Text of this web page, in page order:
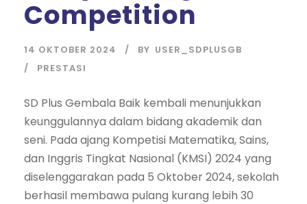
Competition
14 OKTOBER 2024 BY USER_SDPLUSGB
PRESTASI
SD Plus Gembala Baik kembali menunjukkan
keunggulannya dalam bidang akademik dan
seni. Pada ajang Kompetisi Matematika, Sains,
dan Inggris Tingkat Nasional (KMSI) 2024 yang
diselenggarakan pada 5 Oktober 2024, sekolah
berhasil membawa pulang kurang lebih 30